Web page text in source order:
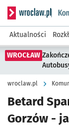
Serwis
Aktualności
WROCŁAW
wroclaw.pl
Betard
Gorzów -